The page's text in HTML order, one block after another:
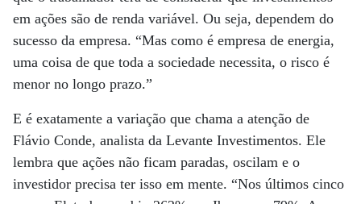
em ações são de renda va­riável. Ou seja, dependem do
sucesso da empresa. “Mas como é empresa de energia,
uma coisa de que toda a sociedade necessita, o risco é
menor no longo prazo.”
E é exatamente a variação que chama a atenção de
Flávio Conde, analista da Levante Investimentos. Ele
lembra que ações não ficam paradas, oscilam e o
investidor precisa ter isso em mente. “Nos últimos cinco